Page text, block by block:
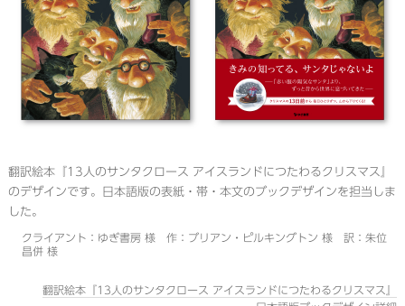
翻訳絵本『13人のサンタクロース アイスランドにつたわるクリスマス』
のデザインです。日本語版の表紙・帯・本文のブックデザインを担当しま
した。
クライアント：ゆぎ書房 様 作：ブリアン・ピルキングトン 様 訳：朱位
昌併 様
翻訳絵本『13人のサンタクロース アイスランドにつたわるクリスマス』